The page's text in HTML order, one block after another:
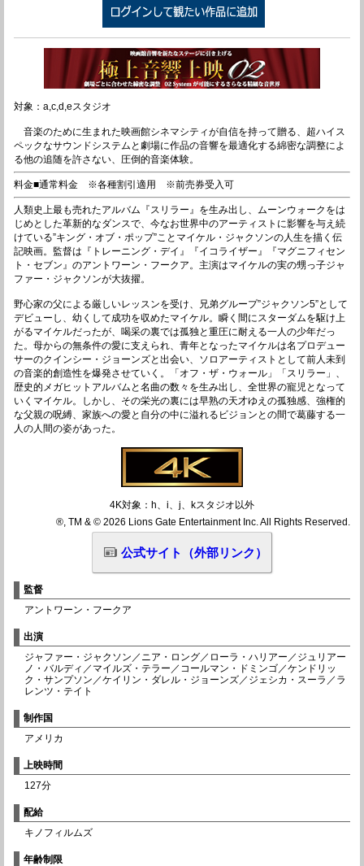
対象：a,c,d,eスタジオ
音楽のために生まれた映画館シネマシティが自信を持って贈る、超ハイス
ペックなサウンドシステムと劇場に作品の音響を最適化する綿密な調整によ
る他の追随を許さない、圧倒的音楽体験。
料金■通常料金 ※各種割引適用 ※前売券受入可
人類史上最も売れたアルバム『スリラー』を生み出し、ムーンウォークをは
じめとした革新的なダンスで、今なお世界中のアーティストに影響を与え続
けている”キング・オブ・ポップ”ことマイケル・ジャクソンの人生を描く伝
記映画。監督は『トレーニング・デイ』『イコライザー』『マグニフィセン
ト・セブン』のアントワーン・フークア。主演はマイケルの実の甥っ子ジャ
ファー・ジャクソンが大抜擢。
野心家の父による厳しいレッスンを受け、兄弟グループ”ジャクソン5”として
デビューし、幼くして成功を収めたマイケル。瞬く間にスターダムを駆け上
がるマイケルだったが、喝采の裏では孤独と重圧に耐える一人の少年だっ
た。母からの無条件の愛に支えられ、青年となったマイケルは名プロデュー
サーのクインシー・ジョーンズと出会い、ソロアーティストとして前人未到
の音楽的創造性を爆発させていく。「オフ・ザ・ウォール」「スリラー」、
歴史的メガヒットアルバムと名曲の数々を生み出し、全世界の寵児となって
いくマイケル。しかし、その栄光の裏には早熟の天才ゆえの孤独感、強権的
な父親の呪縛、家族への愛と自分の中に溢れるビジョンとの間で葛藤する一
人の人間の姿があった。
4K対象：h、i、j、kスタジオ以外
®, TM & © 2026 Lions Gate Entertainment Inc. All Rights Reserved.
公式サイト（外部リンク）
監督
アントワーン・フークア
出演
ジャファー・ジャクソン／ニア・ロング／ローラ・ハリアー／ジュリアー
ノ・バルディ／マイルズ・テラー／コールマン・ドミンゴ／ケンドリッ
ク・サンプソン／ケイリン・ダレル・ジョーンズ／ジェシカ・スーラ／ラ
レンツ・テイト
制作国
アメリカ
上映時間
127分
配給
キノフィルムズ
年齢制限